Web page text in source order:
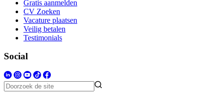
Gratis aanmelden
CV Zoeken
Vacature plaatsen
Veilig betalen
Testimonials
Social